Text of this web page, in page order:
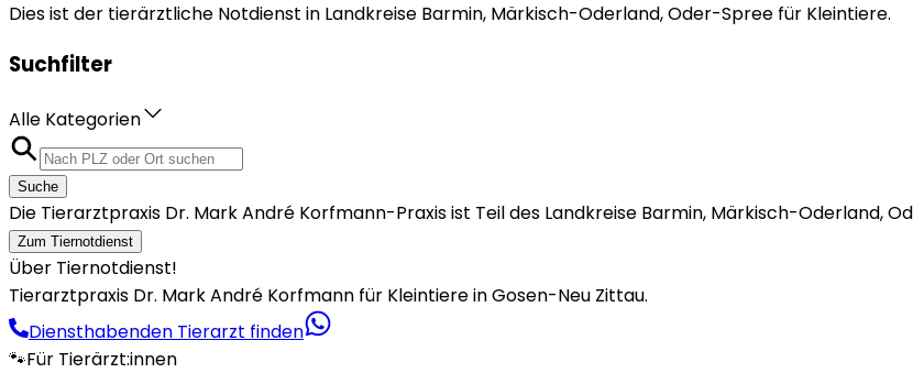
Dies ist der tierärztliche Notdienst in Landkreise Barmin, Märkisch-Oderland, Oder-Spree für Kleintiere.
Suchfilter
Alle Kategorien
Suche
Die Tierarztpraxis Dr. Mark André Korfmann-Praxis ist Teil des Landkreise Barmin, Märkisch-Oderland,
Zum Tiernotdienst
Über Tiernotdienst!
Tierarztpraxis Dr. Mark André Korfmann für Kleintiere in Gosen-Neu Zittau.
Diensthabenden Tierarzt finden
🐾Für Tierärzt:innen